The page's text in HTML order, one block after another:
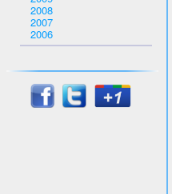
2008
2007
2006